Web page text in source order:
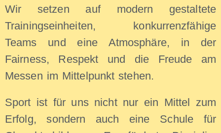
Wir setzen auf modern gestaltete
Trainingseinheiten, konkurrenzfähige
Teams und eine Atmosphäre, in der
Fairness, Respekt und die Freude am
Messen im Mittelpunkt stehen.
Sport ist für uns nicht nur ein Mittel zum
Erfolg, sondern auch eine Schule für